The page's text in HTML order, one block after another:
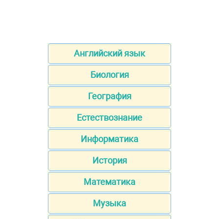
Английский язык
Биология
География
Естествознание
Информатика
История
Математика
Музыка